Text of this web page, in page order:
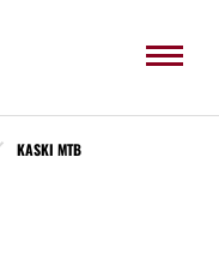
KASKI MTB